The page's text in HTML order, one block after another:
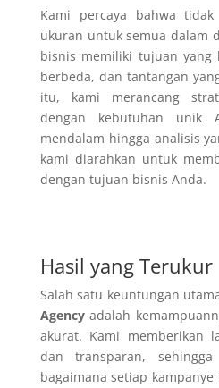
Kami percaya bahwa
ukuran untuk semua dalam
bisnis memiliki tujuan yang
berbeda, dan tantangan
itu, kami merancang
dengan kebutuhan unik
mendalam hingga analisis
kami diarahkan untuk
dengan tujuan bisnis Anda.
Hasil yang Terukur
Salah satu keuntungan
Agencyadalah
akurat. Kami memberikan
dan transparan,
bagaimana setiap